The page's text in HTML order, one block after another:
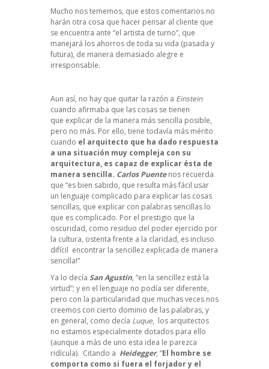
Mucho nos tememos, que estos comentarios no
harán otra cosa que hacer pensar al cliente que
se encuentra ante “el artista de turno”, que
manejará los ahorros de toda su vida (pasada y
futura), de manera demasiado alegre e
irresponsable.
Aun así, no hay que quitar la razón a Einstein
cuando afirmaba que las cosas se tienen
que explicar de la manera más sencilla posible,
pero no más. Por ello, tiene todavía más mérito
cuando el arquitecto que ha dado respuesta
a una situación muy compleja con su
arquitectura, es capaz de explicar ésta de
manera sencilla. Carlos Puentenos recuerda
que “es bien sabido, que resulta más fácil usar
un lenguaje complicado para explicar las cosas
sencillas, que explicar con palabras sencillas lo
que es complicado. Por el prestigio que la
oscuridad, como residuo del poder ejercido por
la cultura, ostenta frente a la claridad, es incluso
difícil encontrar la sencillez explicada de manera
sencilla!”
Ya lo decía San Agustín, “en la sencillez está la
virtud”; y en el lenguaje no podía ser diferente,
pero con la particularidad que muchas veces nos
creemos con cierto dominio de las palabras, y
en general, como decía Luque, los arquitectos
no estamos especialmente dotados para ello
(aunque a más de uno esta idea le parezca
ridícula). Citando a Heidegger, “El hombre se
comporta como si fuera el forjador y el